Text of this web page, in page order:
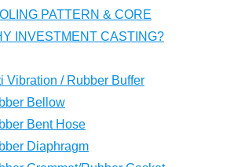
PATTERN & CORE
INVESTMENT CASTING?
Vibration / Rubber Buffer
Bellow
Bent Hose
Diaphragm